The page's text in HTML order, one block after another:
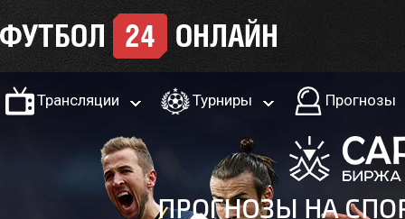
Трансляции Турниры Прогнозы